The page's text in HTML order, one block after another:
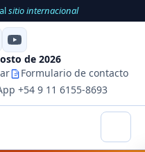
sitio internacional
de 2026
Formulario de contacto
+54 9 11 6155-8693